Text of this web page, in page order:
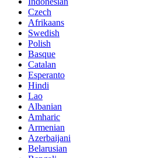
Czech
Afrikaans
Swedish
Polish
Basque
Catalan
Esperanto
Hindi
Lao
Albanian
Amharic
Armenian
Azerbaijani
Belarusian